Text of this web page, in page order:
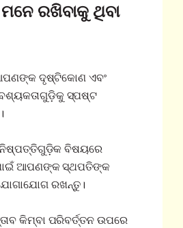
ରଖିବାକୁ ଥିବା
ଦୃଷ୍ଟିକୋଣ ଏବଂ
ସ୍ପଷ୍ଟ
ନିଷ୍ପତ୍ତିଗୁଡ଼ିକ ବିଷୟରେ
ଆପଣଙ୍କ ସ୍ଥପତିଙ୍କ
ରଖନ୍ତୁ।
କିମ୍ବା ପରିବର୍ତ୍ତନ ଉପରେ